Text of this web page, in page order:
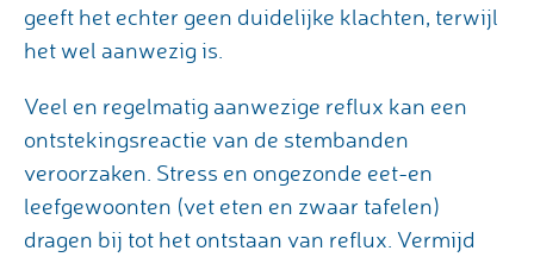
geeft het echter geen duidelijke klachten, terwijl
het wel aanwezig is.
Veel en regelmatig aanwezige reflux kan een
ontstekingsreactie van de stembanden
veroorzaken. Stress en ongezonde eet-en
leefgewoonten (vet eten en zwaar tafelen)
dragen bij tot het ontstaan van reflux. Vermijd